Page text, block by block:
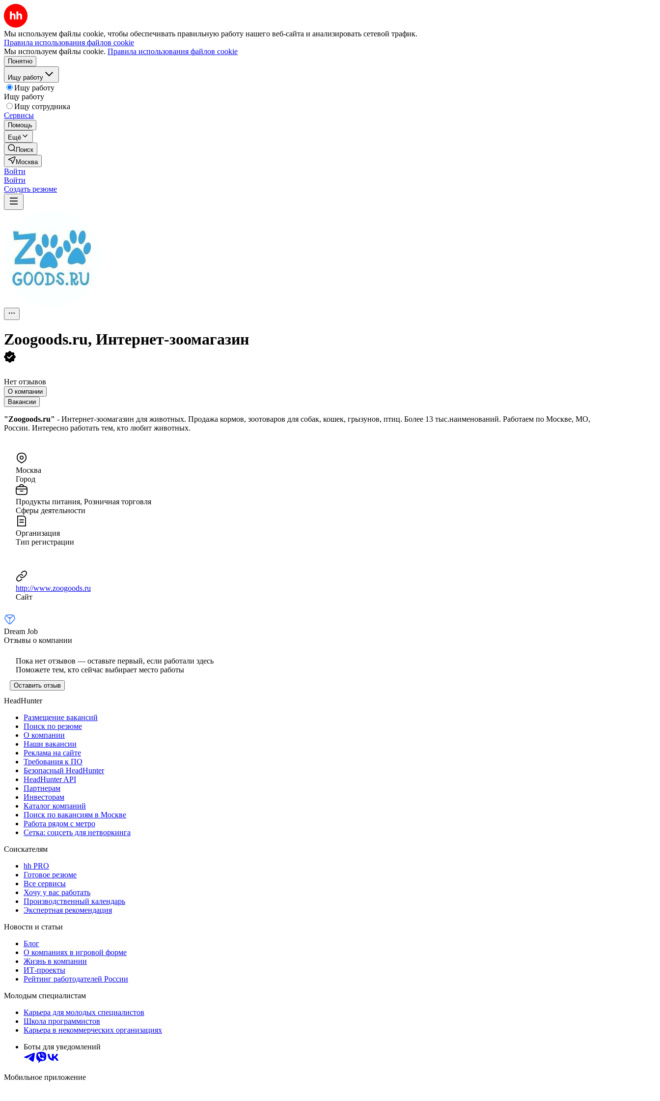
Мы используем файлы cookie, чтобы обеспечивать правильную работу нашего веб-сайта и анализировать сетевой трафик.
Правила использования файлов cookie
Мы используем файлы cookie. Правила использования файлов cookie
Понятно
Ищу работу
Ищу работу
Ищу работу
Ищу сотрудника
Сервисы
Помощь
Ещё
Поиск
Москва
Войти
Войти
Создать резюме
Zoogoods.ru, Интернет-зоомагазин
Нет отзывов
О компании
Вакансии
"Zoogoods.ru" - Интернет-зоомагазин для животных. Продажа кормов, зоотоваров для собак, кошек, грызунов, птиц. Более 13 тыс.наименований. Работаем по Москве, МО,
России. Интересно работать тем, кто любит животных.
Москва
Город
Продукты питания, Розничная торговля
Сферы деятельности
Организация
Тип регистрации
http://www.zoogoods.ru
Сайт
Dream Job
Отзывы о компании
Пока нет отзывов — оставьте первый, если работали здесь
Поможете тем, кто сейчас выбирает место работы
Оставить отзыв
HeadHunter
Размещение вакансий
Поиск по резюме
О компании
Наши вакансии
Реклама на сайте
Требования к ПО
Безопасный HeadHunter
HeadHunter API
Партнерам
Инвесторам
Каталог компаний
Поиск по вакансиям в Москве
Работа рядом с метро
Сетка: соцсеть для нетворкинга
Соискателям
hh PRO
Готовое резюме
Все сервисы
Хочу у вас работать
Производственный календарь
Экспертная рекомендация
Новости и статьи
Блог
О компаниях в игровой форме
Жизнь в компании
ИТ-проекты
Рейтинг работодателей России
Молодым специалистам
Карьера для молодых специалистов
Школа программистов
Карьера в некоммерческих организациях
Боты для уведомлений
Мобильное приложение